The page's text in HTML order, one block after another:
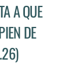
A QUE
DE